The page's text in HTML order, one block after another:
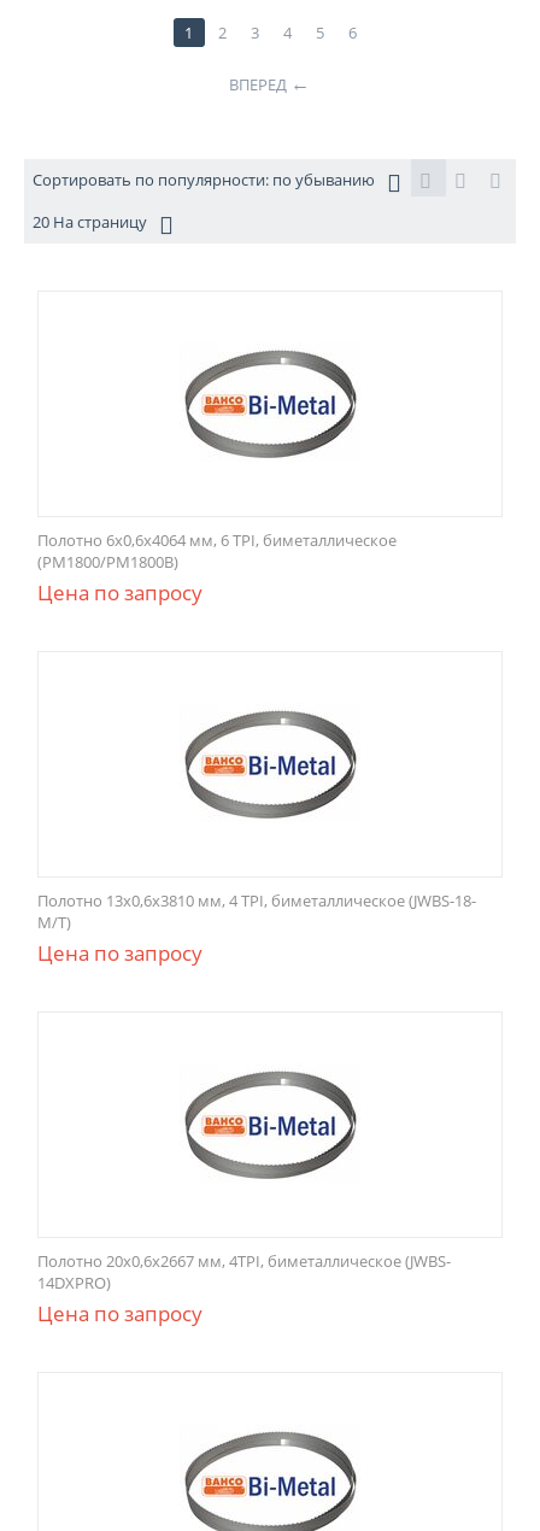
1 2 3 4 5 6
ВПЕРЕД
Сортировать по популярности: по убыванию
20 На страницу
Полотно 6x0,6x4064 мм, 6 TPI, биметаллическое
(PM1800/PM1800B)
Цена по запросу
Полотно 13x0,6x3810 мм, 4 TPI, биметаллическое (JWBS-18-
M/T)
Цена по запросу
Полотно 20x0,6x2667 мм, 4TPI, биметаллическое (JWBS-
14DXPRO)
Цена по запросу